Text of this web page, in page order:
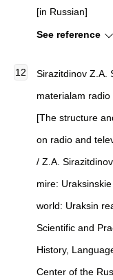
[in Russian]
See reference
Sirazitdinov Z.A.
materialam
[The structure
on radio and
/ Z.A.
mire:
world: Uraksin
Scientific and
History,
Center of the